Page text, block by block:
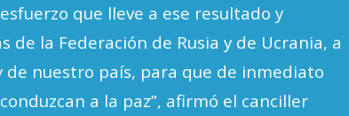
que lleve a ese resultado y
de la Federación de Rusia y de Ucrania, a
nuestro país, para que de inmediato
a la paz”, afirmó el canciller